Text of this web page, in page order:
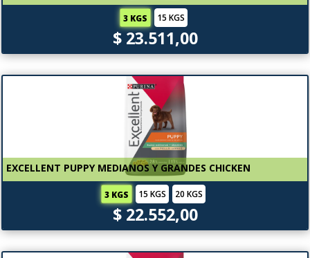
3 KGS 15 KGS
$ 23.511,00
EXCELLENT PUPPY MEDIANOS Y GRANDES CHICKEN
3 KGS 15 KGS 20 KGS
$ 22.552,00